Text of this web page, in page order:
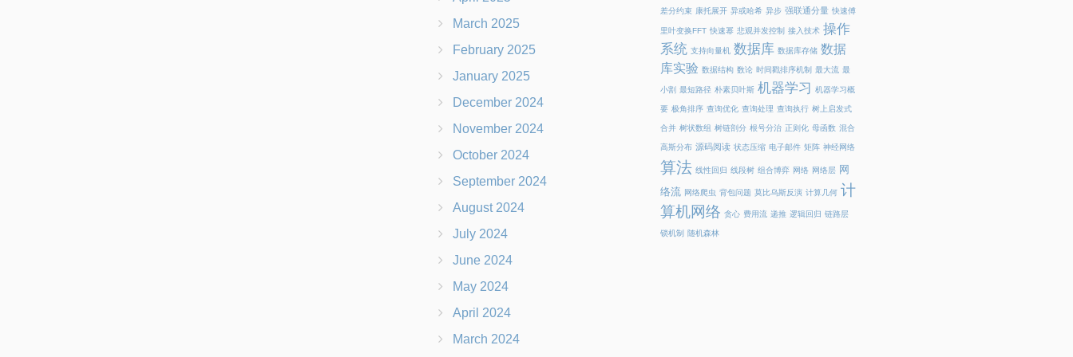
March 2025
February 2025
January 2025
December 2024
November 2024
October 2024
September 2024
August 2024
July 2024
June 2024
May 2024
April 2024
March 2024
差分约束 康托展开 异或哈希 异步 强联通分量 快速傅
里叶变换FFT 快速幂 悲观并发控制 接入技术 操作
系统 支持向量机 数据库 数据库存储 数据
库实验 数据结构 数论 时间戳排序机制 最大流 最
小割 最短路径 朴素贝叶斯 机器学习 机器学习概
要 极角排序 查询优化 查询处理 查询执行 树上启发式
合并 树状数组 树链剖分 根号分治 正则化 母函数 混合
高斯分布 源码阅读 状态压缩 电子邮件 矩阵 神经网络
算法 线性回归 线段树 组合博弈 网络 网络层 网
络流 网络爬虫 背包问题 莫比乌斯反演 计算几何 计
算机网络 贪心 费用流 递推 逻辑回归 链路层
锁机制 随机森林